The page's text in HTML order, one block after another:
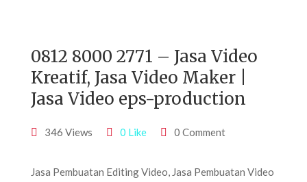
0812 8000 2771 – Jasa Video
Kreatif, Jasa Video Maker |
Jasa Video eps-production
346 Views 0 Like 0 Comment
Jasa Pembuatan Editing Video, Jasa Pembuatan Video